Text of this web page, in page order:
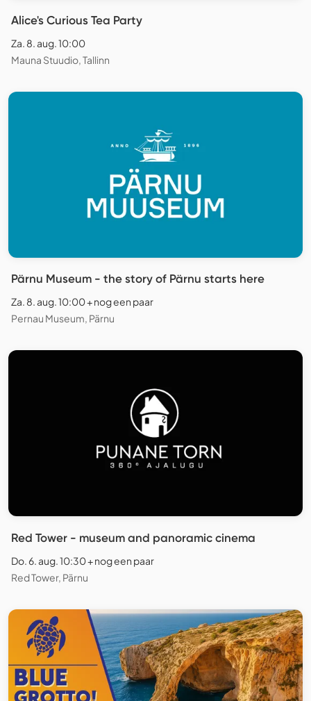
Alice's Curious Tea Party
Za. 8. aug. 10:00
Mauna Stuudio, Tallinn
Pärnu Museum - the story of Pärnu starts here
Za. 8. aug. 10:00 + nog een paar
Pernau Museum, Pärnu
Red Tower - museum and panoramic cinema
Do. 6. aug. 10:30 + nog een paar
Red Tower, Pärnu